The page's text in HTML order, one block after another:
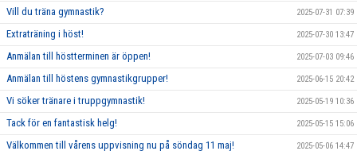
Vill du träna gymnastik? 2025-07-31 07:39
Extraträning i höst! 2025-07-30 13:47
Anmälan till höstterminen är öppen! 2025-07-03 09:46
Anmälan till höstens gymnastikgrupper! 2025-06-15 20:42
Vi söker tränare i truppgymnastik! 2025-05-19 10:36
Tack för en fantastisk helg! 2025-05-15 15:06
Välkommen till vårens uppvisning nu på söndag 11 maj! 2025-05-06 14:47